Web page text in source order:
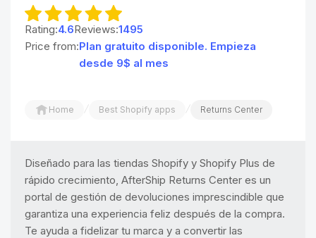
Rating:4.6Reviews:1495
Price from:Plan gratuito disponible. Empieza
desde 9$ al mes
Home / Best Shopify apps / Returns Center
Diseñado para las tiendas Shopify y Shopify Plus de
rápido crecimiento, AfterShip Returns Center es un
portal de gestión de devoluciones imprescindible que
garantiza una experiencia feliz después de la compra.
Te ayuda a fidelizar tu marca y a convertir las